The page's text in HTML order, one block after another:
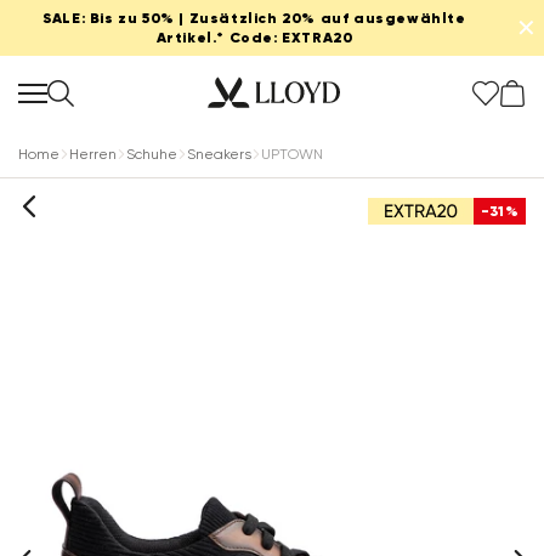
SALE: Bis zu 50% | Zusätzlich 20% auf ausgewählte
Artikel.* Code: EXTRA20
✕
Home Herren Schuhe Sneakers UPTOWN
-31%